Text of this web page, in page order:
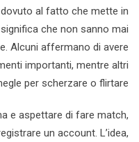
al fatto che mette in
che non sanno mai
Alcuni affermano di avere
importanti, mentre altri
per scherzare o flirtare.
e aspettare di fare match,
un account. L’idea,